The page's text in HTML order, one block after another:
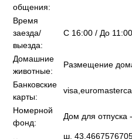
общения:
Время
заезда/
выезда:
C 16:00 / До 11:00
Домашние
животные:
Размещение
Банковские
карты:
Номерной
фонд:
Дом для отпуска
ш.